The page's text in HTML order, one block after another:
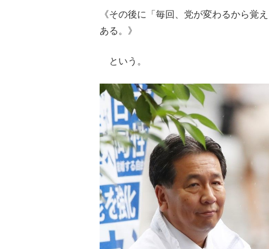
《その後に「毎回、党が変わるから覚
ある。》
という。